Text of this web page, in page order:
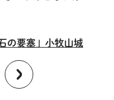
の要塞」小牧山城